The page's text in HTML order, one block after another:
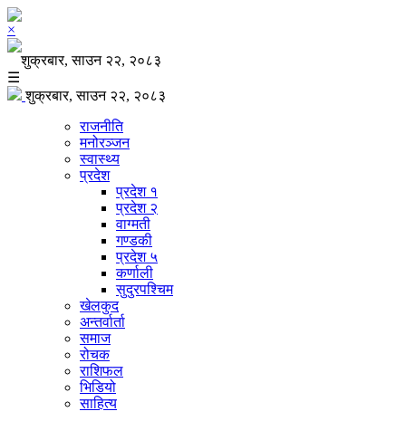
×
शुक्रबार, साउन २२, २०८३
☰
शुक्रबार, साउन २२, २०८३
राजनीति
मनोरञ्जन
स्वास्थ्य
प्रदेश
प्रदेश १
प्रदेश २
वाग्मती
गण्डकी
प्रदेश ५
कर्णाली
सुदुरपश्चिम
खेलकुद
अन्तर्वार्ता
समाज
रोचक
राशिफल
भिडियो
साहित्य